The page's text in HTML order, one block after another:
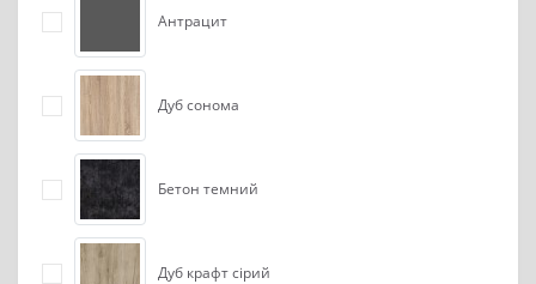
Антрацит
Дуб сонома
Бетон темний
Дуб крафт сірий